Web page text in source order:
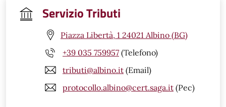
Servizio Tributi
Piazza Libertà, 1 24021 Albino (BG)
+39 035 759957 (Telefono)
tributi@albino.it (Email)
protocollo.albino@cert.saga.it (Pec)